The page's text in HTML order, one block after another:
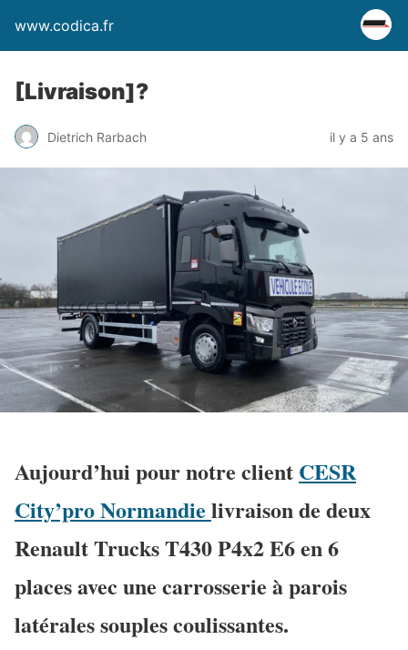
www.codica.fr
[Livraison]?
Dietrich Rarbach il y a 5 ans
Aujourd’hui pour notre client CESR
City’pro Normandie livraison de deux
Renault Trucks T430 P4x2 E6 en 6
places avec une carrosserie à parois
latérales souples coulissantes.